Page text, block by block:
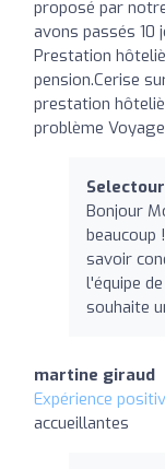
proposé par
avons passés 10
Prestation
pension.Cerise
prestation
problème
Bonjour
beaucoup
savoir
l'équipe
souhaite
martine giraud
Expérience
accueillantes